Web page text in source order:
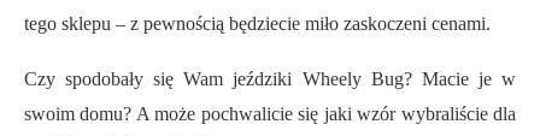
tego sklepu – z pewnością będziecie miło zaskoczeni cenami.
Czy spodobały się Wam jeździki Wheely Bug? Macie je w
swoim domu? A może pochwalicie się jaki wzór wybraliście dla